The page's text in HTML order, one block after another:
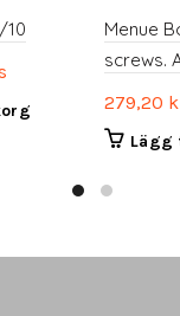
10
Menue
screws.
279,20
Lägg